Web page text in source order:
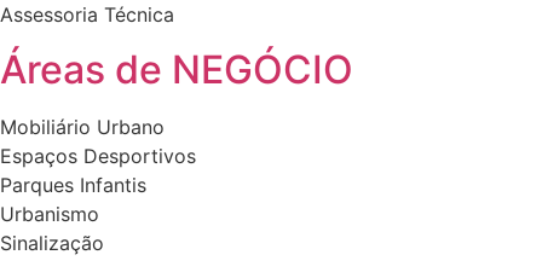
Assessoria Técnica
Áreas de NEGÓCIO
Mobiliário Urbano
Espaços Desportivos
Parques Infantis
Urbanismo
Sinalização